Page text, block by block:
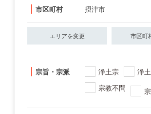
市区町村 摂津市
エリアを変更 市区町
宗旨・宗派 浄土宗
浄
宗教不問